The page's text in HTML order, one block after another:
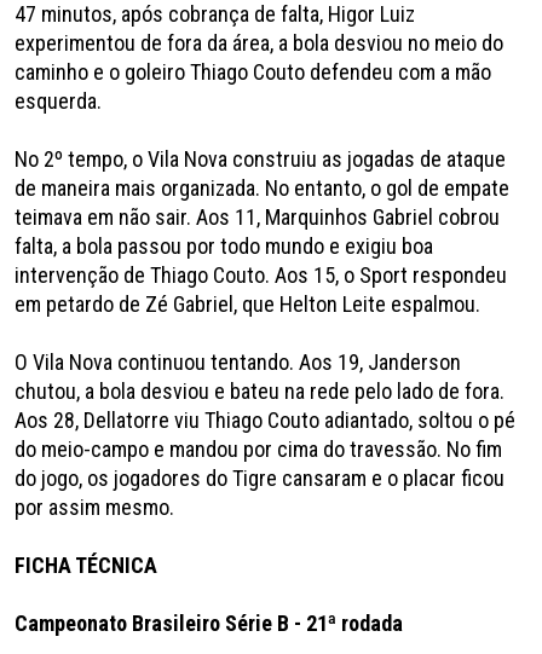
47 minutos, após cobrança de falta, Higor Luiz
experimentou de fora da área, a bola desviou no meio do
caminho e o goleiro Thiago Couto defendeu com a mão
esquerda.
No 2º tempo, o Vila Nova construiu as jogadas de ataque
de maneira mais organizada. No entanto, o gol de empate
teimava em não sair. Aos 11, Marquinhos Gabriel cobrou
falta, a bola passou por todo mundo e exigiu boa
intervenção de Thiago Couto. Aos 15, o Sport respondeu
em petardo de Zé Gabriel, que Helton Leite espalmou.
O Vila Nova continuou tentando. Aos 19, Janderson
chutou, a bola desviou e bateu na rede pelo lado de fora.
Aos 28, Dellatorre viu Thiago Couto adiantado, soltou o pé
do meio-campo e mandou por cima do travessão. No fim
do jogo, os jogadores do Tigre cansaram e o placar ficou
por assim mesmo.
FICHA TÉCNICA
Campeonato Brasileiro Série B - 21ª rodada